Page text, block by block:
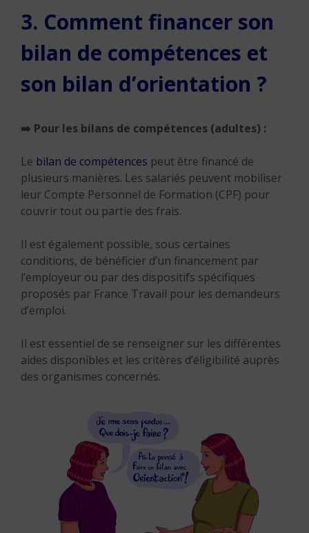
3. Comment financer son
bilan de compétences et
son bilan d’orientation ?
➡️ Pour les bilans de compétences (adultes) :
Le bilan de compétences peut être financé de
plusieurs manières. Les salariés peuvent mobiliser
leur Compte Personnel de Formation (CPF) pour
couvrir tout ou partie des frais.
Il est également possible, sous certaines
conditions, de bénéficier d’un financement par
l’employeur ou par des dispositifs spécifiques
proposés par France Travail pour les demandeurs
d’emploi.
Il est essentiel de se renseigner sur les différentes
aides disponibles et les critères d’éligibilité auprès
des organismes concernés.